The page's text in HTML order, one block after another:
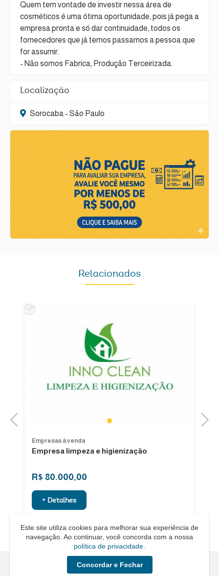
Quem tem vontade de investir nessa área de
cosméticos é uma ótima oportunidade, pois já pega a
empresa pronta e só dar continuidade, todos os
fornecedores que já temos passamos a pessoa que
for assumir.
- Não somos Fabrica, Produção Terceirizada.
Localização
Sorocaba - São Paulo
Relacionados
Previous 1
Empresas à venda
Empresa limpeza e higienização
R$ 80.000,00
+ Detalhes
Next
Quero um Negócio © - 2026 - Todos os direitos reservados
Este site utiliza cookies para melhorar sua experiência de
navegação. Ao continuar, você concorda com a nossa
política de privacidade
Concordar e Fechar